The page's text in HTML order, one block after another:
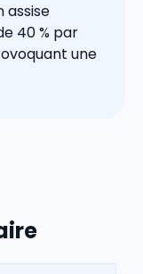
assise
40 % par
une